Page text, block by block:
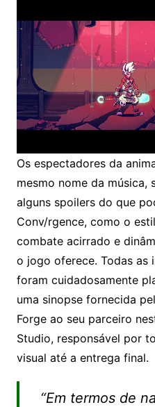
Os espectadores da
mesmo nome da música,
alguns spoilers do que
Conv/rgence, como o
combate acirrado e
o jogo oferece. Todas as
foram cuidadosamente
uma sinopse fornecida
Forge ao seu parceiro
Studio, responsável por
visual até a entrega final.
“Em termos de